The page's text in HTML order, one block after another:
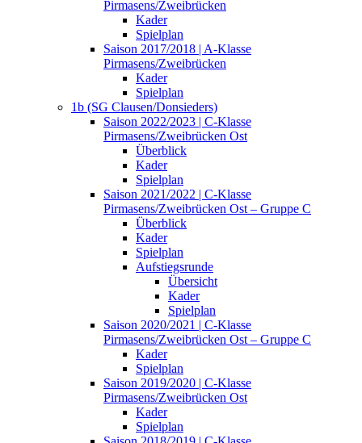
Pirmasens/Zweibrücken
Kader
Spielplan
Saison 2017/2018 | A-Klasse
Pirmasens/Zweibrücken
Kader
Spielplan
1b (SG Clausen/Donsieders)
Saison 2022/2023 | C-Klasse
Pirmasens/Zweibrücken Ost
Überblick
Kader
Spielplan
Saison 2021/2022 | C-Klasse
Pirmasens/Zweibrücken Ost – Gruppe C
Überblick
Kader
Spielplan
Aufstiegsrunde
Übersicht
Kader
Spielplan
Saison 2020/2021 | C-Klasse
Pirmasens/Zweibrücken Ost – Gruppe C
Kader
Spielplan
Saison 2019/2020 | C-Klasse
Pirmasens/Zweibrücken Ost
Kader
Spielplan